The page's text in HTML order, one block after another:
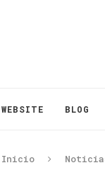
WEBSITE BLOG
Inicio